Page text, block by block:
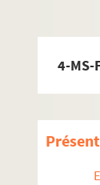
4-MS-